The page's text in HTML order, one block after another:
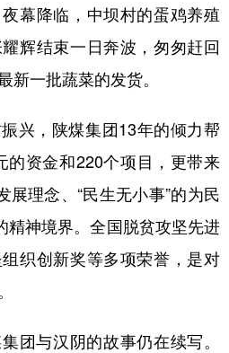
幕降临，中坝村的蛋鸡养殖
辉结束一日奔波，匆匆赶回
新一批蔬菜的发货。
，陕煤集团13年的倾力帮
的资金和220个项目，更带来
展理念、“民生无小事”的为民
精神境界。全国脱贫攻坚先进
织创新奖等多项荣誉，是对
与汉阴的故事仍在续写。